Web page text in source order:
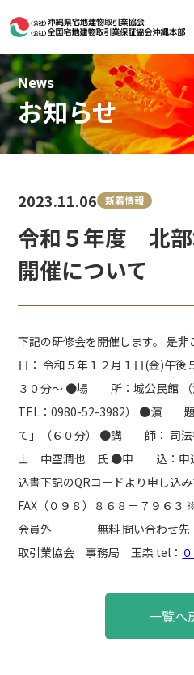
News
お知らせ
令和５年度 北部
開催について
2023.11.06 新着情報
下記の研修会を開催します。 是
日： 令和５年１２月１日(金)
３０分～ ●場 所：城公民館 （
TEL：0980-52-3982） ●演 題
て」（６０分） ●講 師： 司
士 中空潤也 氏 ●申 込：申込
込書下記のQRコードより申し込み
FAX（０９８）８６８－７９６
会員外 無料 問い合わせ先
取引業協会 事務局 玉森 tel：
一覧へ